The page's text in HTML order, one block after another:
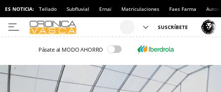
ES NOTICIA: Tellado Subfluvial Ernai Matriculaciones Faes Farma
Pásate al MODO AHORRO